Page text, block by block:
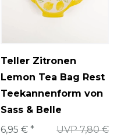
Teller Zitronen
Lemon Tea Bag Rest
Teekannenform von
Sass & Belle
UVP 7,80 €
6,95 € *